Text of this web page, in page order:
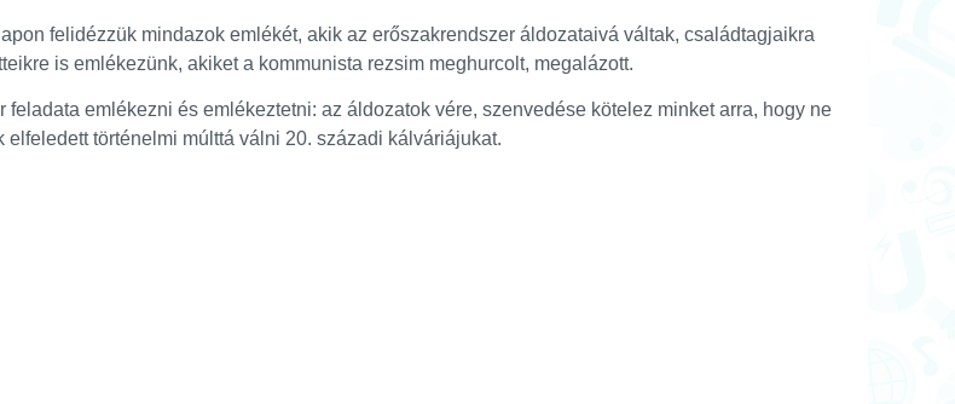
felidézzük mindazok emlékét, akik az erőszakrendszer áldozataivá váltak, családtagjaikra
is emlékezünk, akiket a kommunista rezsim meghurcolt, megalázott.
feladata emlékezni és emlékeztetni: az áldozatok vére, szenvedése kötelez minket arra, hogy ne
elfeledett történelmi múlttá válni 20. századi kálváriájukat.